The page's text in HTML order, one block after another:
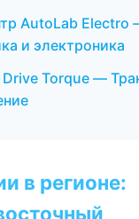
AutoLab Electro
и электроника
Drive Torque —
в регионе: